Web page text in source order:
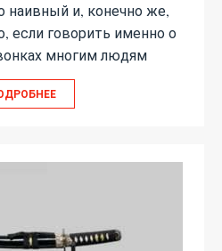
наивный и, конечно же,
если говорить именно о
многим людям